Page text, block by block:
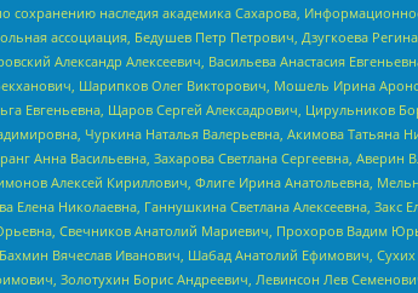
сохранению наследия академика Сахарова,
ассоциация, Бедушев Петр Петрович, Дзугкоева
Александр Алексеевич, Васильева Анастасия
Шарипков Олег Викторович, Мошель Ирина
Евгеньевна, Щаров Сергей Алексадрович, Цирульников
Чуркина Наталья Валерьевна, Акимова
Анна Васильевна, Захарова Светлана Сергеевна,
Алексей Кириллович, Флиге Ирина Анатольевна,
Елена Николаевна, Ганнушкина Светлана Алексеевна,
Свечников Анатолий Мариевич, Прохоров Вадим
Вячеслав Иванович, Шабад Анатолий Ефимович,
Золотухин Борис Андреевич, Левинсон Лев